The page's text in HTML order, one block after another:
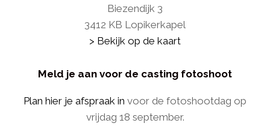
Biezendijk 3
3412 KB Lopikerkapel
> Bekijk op de kaart
Meld je aan voor de casting fotoshoot
Plan hier je afspraak in voor de fotoshootdag op
vrijdag 18 september.